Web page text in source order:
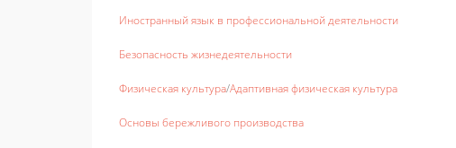
Иностранный язык в профессиональной деятельности
Безопасность жизнедеятельности
Физическая культура/Адаптивная физическая культура
Основы бережливого производства